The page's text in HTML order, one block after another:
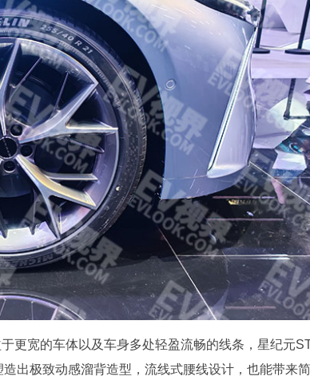
更宽的车体以及车身多处轻盈流畅的线条，星纪元
出极致动感溜背造型，流线式腰线设计，也能带来简